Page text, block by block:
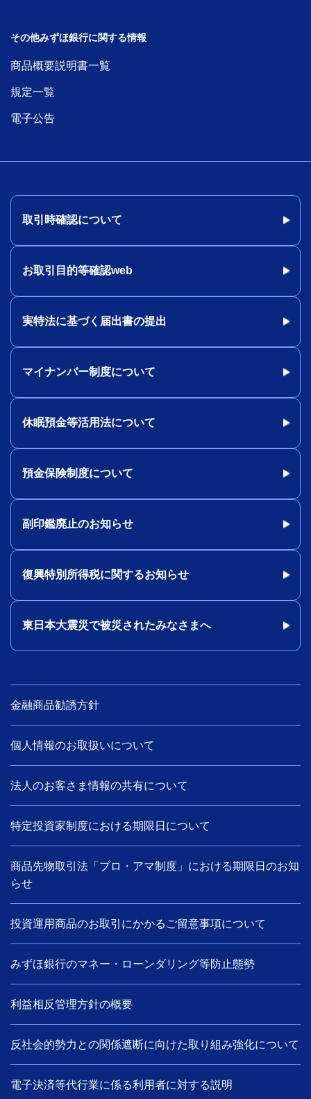
その他みずほ銀行に関する情報
商品概要説明書一覧
規定一覧
電子公告
取引時確認について
お取引目的等確認web
実特法に基づく届出書の提出
マイナンバー制度について
休眠預金等活用法について
預金保険制度について
副印鑑廃止のお知らせ
復興特別所得税に関するお知らせ
東日本大震災で被災されたみなさまへ
金融商品勧誘方針
個人情報のお取扱いについて
法人のお客さま情報の共有について
特定投資家制度における期限日について
商品先物取引法「プロ・アマ制度」における期限日のお知
らせ
投資運用商品のお取引にかかるご留意事項について
みずほ銀行のマネー・ローンダリング等防止態勢
利益相反管理方針の概要
反社会的勢力との関係遮断に向けた取り組み強化について
電子決済等代行業に係る利用者に対する説明